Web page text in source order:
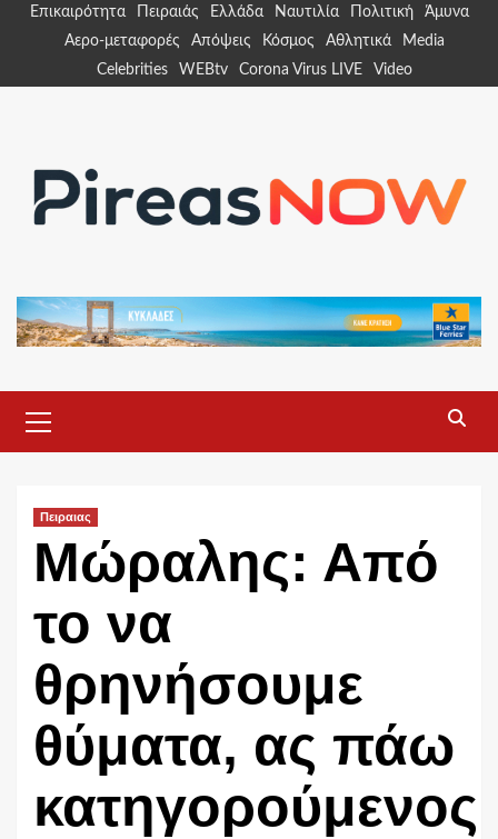
Επικαιρότητα Πειραιάς Ελλάδα Ναυτιλία Πολιτική
Άμυνα
Αερο-μεταφορές
Απόψεις Κόσμος Αθλητικά
Media
Celebrities
WEBtv Corona Virus LIVE Video
Menu
Πειραιας
Μώραλης: Από
το να
θρηνήσουμε
θύματα, ας πάω
κατηγορούμενος